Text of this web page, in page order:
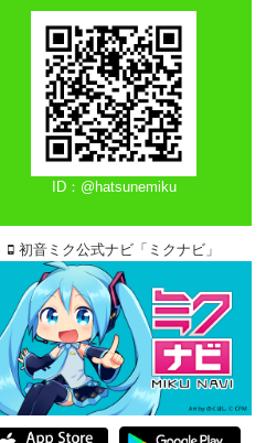
ID：@hatsunemiku
初音ミク公式ナビ「ミクナビ」